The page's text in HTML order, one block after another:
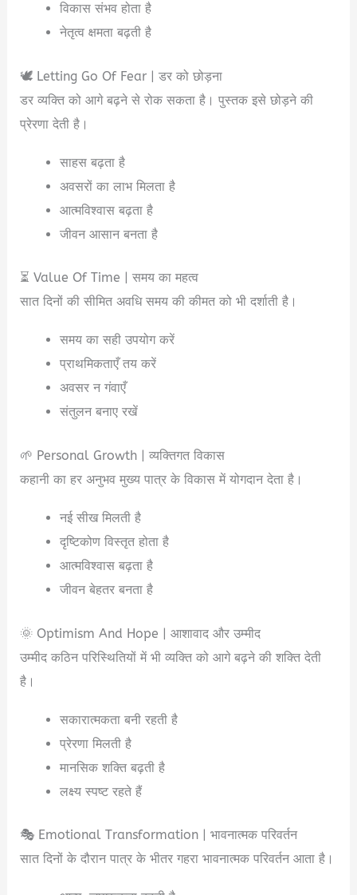
विकास संभव होता है
नेतृत्व क्षमता बढ़ती है
🕊️ Letting Go Of Fear | डर को छोड़ना
डर व्यक्ति को आगे बढ़ने से रोक सकता है। पुस्तक इसे छोड़ने की
प्रेरणा देती है।
साहस बढ़ता है
अवसरों का लाभ मिलता है
आत्मविश्वास बढ़ता है
जीवन आसान बनता है
⏳ Value Of Time | समय का महत्व
सात दिनों की सीमित अवधि समय की कीमत को भी दर्शाती है।
समय का सही उपयोग करें
प्राथमिकताएँ तय करें
अवसर न गंवाएँ
संतुलन बनाए रखें
🌱 Personal Growth | व्यक्तिगत विकास
कहानी का हर अनुभव मुख्य पात्र के विकास में योगदान देता है।
नई सीख मिलती है
दृष्टिकोण विस्तृत होता है
आत्मविश्वास बढ़ता है
जीवन बेहतर बनता है
🌞 Optimism And Hope | आशावाद और उम्मीद
उम्मीद कठिन परिस्थितियों में भी व्यक्ति को आगे बढ़ने की शक्ति देती
है।
सकारात्मकता बनी रहती है
प्रेरणा मिलती है
मानसिक शक्ति बढ़ती है
लक्ष्य स्पष्ट रहते हैं
🎭 Emotional Transformation | भावनात्मक परिवर्तन
सात दिनों के दौरान पात्र के भीतर गहरा भावनात्मक परिवर्तन आता है।